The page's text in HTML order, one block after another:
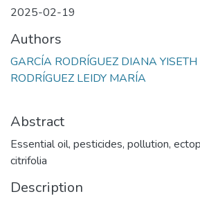
2025-02-19
Authors
GARCÍA RODRÍGUEZ DIANA
RODRÍGUEZ LEIDY MARÍA
Abstract
Essential oil, pesticides, pollution,
citrifolia
Description